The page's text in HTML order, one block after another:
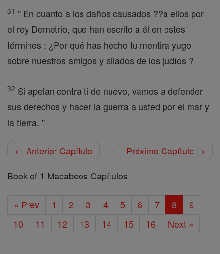
31 " En cuanto a los daños causados ??a ellos por
el rey Demetrio, que han escrito a él en estos
términos : ¿Por qué has hecho tu mentira yugo
sobre nuestros amigos y aliados de los judíos ?
32 Si apelan contra ti de nuevo, vamos a defender
sus derechos y hacer la guerra a usted por el mar y
la tierra. "
← Anterior Capítulo
Próximo Capítulo →
Book of 1 Macabeos Capítulos
« Prev 1 2 3 4 5 6 7 8
9
10
11 12 13 14 15 16 Next »